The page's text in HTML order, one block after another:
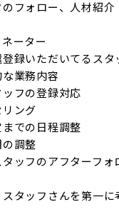
のフォロー、人材紹介
ーター
録いただいてるスタ
業務内容
ッフの登録対応
リング
までの日程調整
の調整
タッフのアフターフォ
タッフさんを第一に